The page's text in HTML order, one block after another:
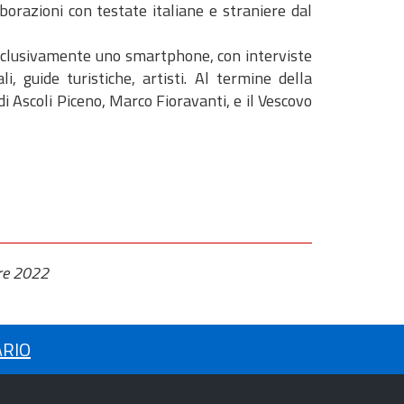
con testate italiane e straniere dal
uno smartphone, con interviste
guide turistiche, artisti. Al termine della
Piceno, Marco Fioravanti, e il Vescovo
2022